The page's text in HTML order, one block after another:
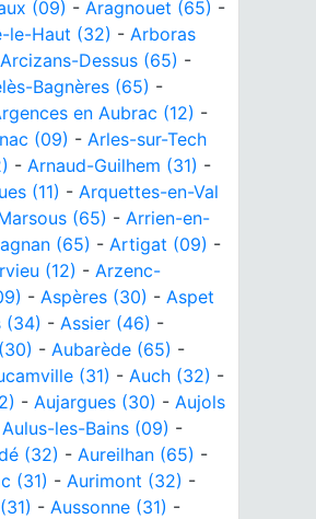
(09) - Aragnouet (65) -
le-Haut (32) - Arboras
Arcizans-Dessus (65) -
Bagnères (65) -
en Aubrac (12) -
(09) - Arles-sur-Tech
- Arnaud-Guilhem (31) -
(11) - Arquettes-en-Val
(65) - Arrien-en-
(65) - Artigat (09) -
(12) - Arzenc-
- Aspères (30) - Aspet
(34) - Assier (46) -
- Aubarède (65) -
(31) - Auch (32) -
- Aujargues (30) - Aujols
Aulus-les-Bains (09) -
(32) - Aureilhan (65) -
(31) - Aurimont (32) -
- Aussonne (31) -